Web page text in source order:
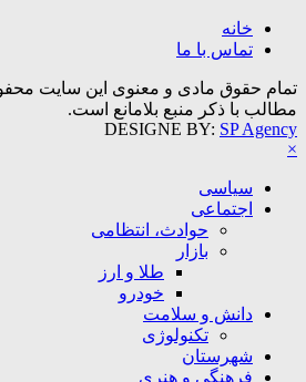
خانه
تماس با ما
تمام حقوق مادی و معنوی این سایت
مطالب با ذکر منبع بلامانع است.
DESIGNE BY: SP Agency
×
سیاسی
اجتماعی
حوادث، انتظامی
بازار
طلا و ارز
خودرو
دانش و سلامت
تکنولوژی
شهرستان
فرهنگی و هنری